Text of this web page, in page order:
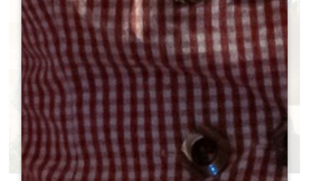
VISITE LUDIQUE DE LA FERME DU
CHÂTEAU PLAIN POINT